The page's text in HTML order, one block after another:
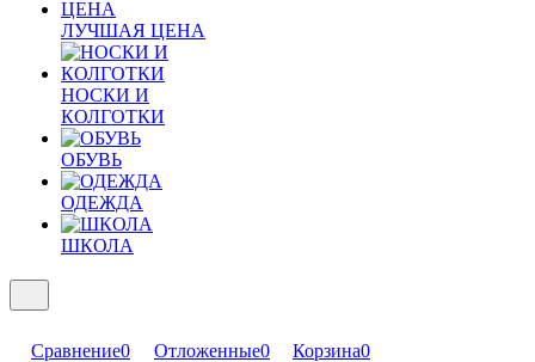
ЛУЧШАЯ ЦЕНА
НОСКИ И
КОЛГОТКИ
ОБУВЬ
ОДЕЖДА
ШКОЛА
Сравнение0 Отложенные0 Корзина0